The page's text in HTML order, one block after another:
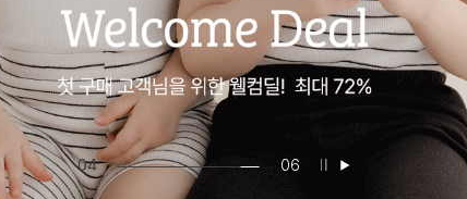
04 06